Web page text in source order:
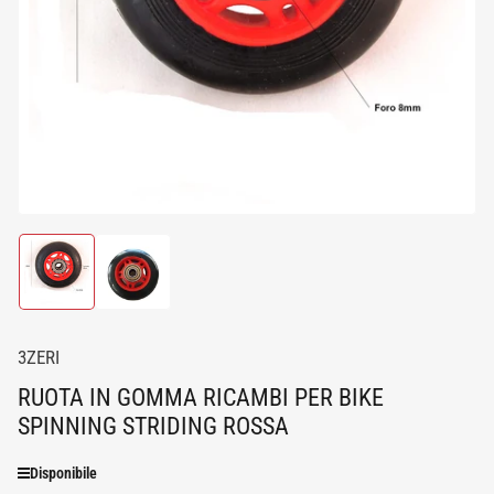
media
1
in
Carica
immagine
1
Raccolta
Carica
immagine
3ZERI
RUOTA IN GOMMA RICAMBI PER BIKE
SPINNING STRIDING ROSSA
Disponibile